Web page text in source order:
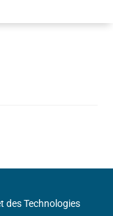
des Technologies